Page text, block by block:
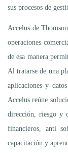
sus procesos de
Accelus de
operaciones
de esa manera
Al tratarse de una
aplicaciones y
Accelus reúne
dirección, riesgo y
financieros, anti
capacitación y